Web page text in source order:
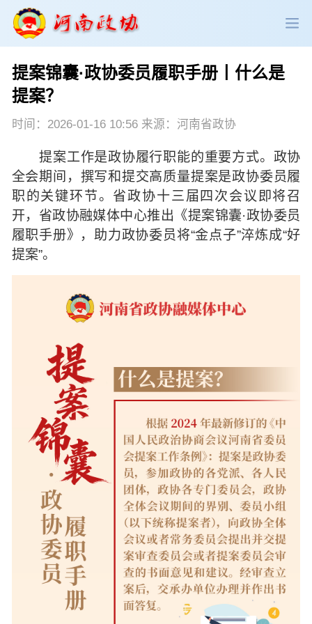
政协领导 政协新闻 政协机构
政协党建 政协工作 会议活动
委员履职 政协论坛 专委会工作
党派团体 市县政协 专题荟萃
提案锦囊·政协委员履职手册丨什么是
提案？
时间：2026-01-16 10:56 来源：河南省政协
提案工作是政协履行职能的重要方式。政协
全会期间，撰写和提交高质量提案是政协委员履
职的关键环节。省政协十三届四次会议即将召
开，省政协融媒体中心推出《提案锦囊·政协委员
履职手册》，助力政协委员将“金点子”淬炼成“好
提案”。